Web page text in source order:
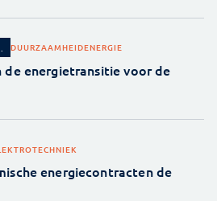
DUURZAAMHEIDENERGIE
de energietransitie voor de
energiecontracten de